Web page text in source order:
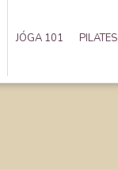
JÓGA 101 PILATES